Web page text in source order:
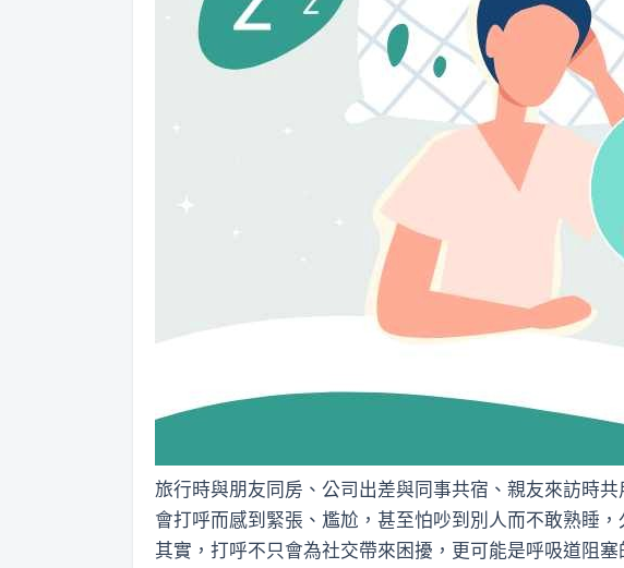
旅行時與朋友同房、公司出差與同事共宿、親友來訪時
會打呼而感到緊張、尷尬，甚至怕吵到別人而不敢熟睡
其實，打呼不只會為社交帶來困擾，更可能是呼吸道阻